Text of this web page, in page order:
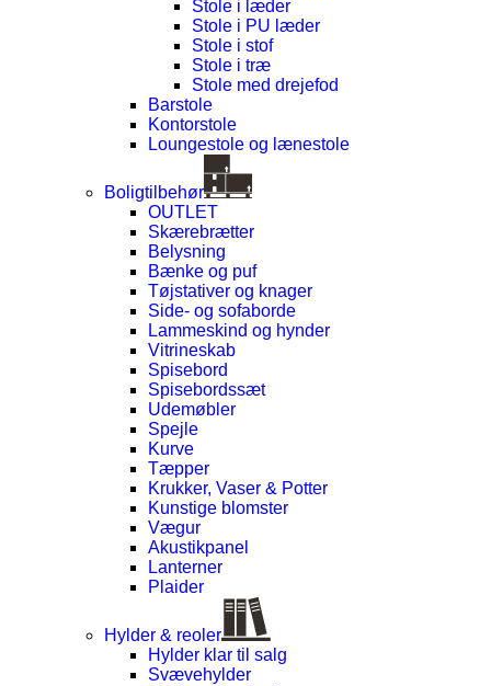
Stole i læder
Stole i PU læder
Stole i stof
Stole i træ
Stole med drejefod
Barstole
Kontorstole
Loungestole og lænestole
Boligtilbehør
OUTLET
Skærebrætter
Belysning
Bænke og puf
Tøjstativer og knager
Side- og sofaborde
Lammeskind og hynder
Vitrineskab
Spisebord
Spisebordssæt
Udemøbler
Spejle
Kurve
Tæpper
Krukker, Vaser & Potter
Kunstige blomster
Vægur
Akustikpanel
Lanterner
Plaider
Hylder & reoler
Hylder klar til salg
Svævehylder